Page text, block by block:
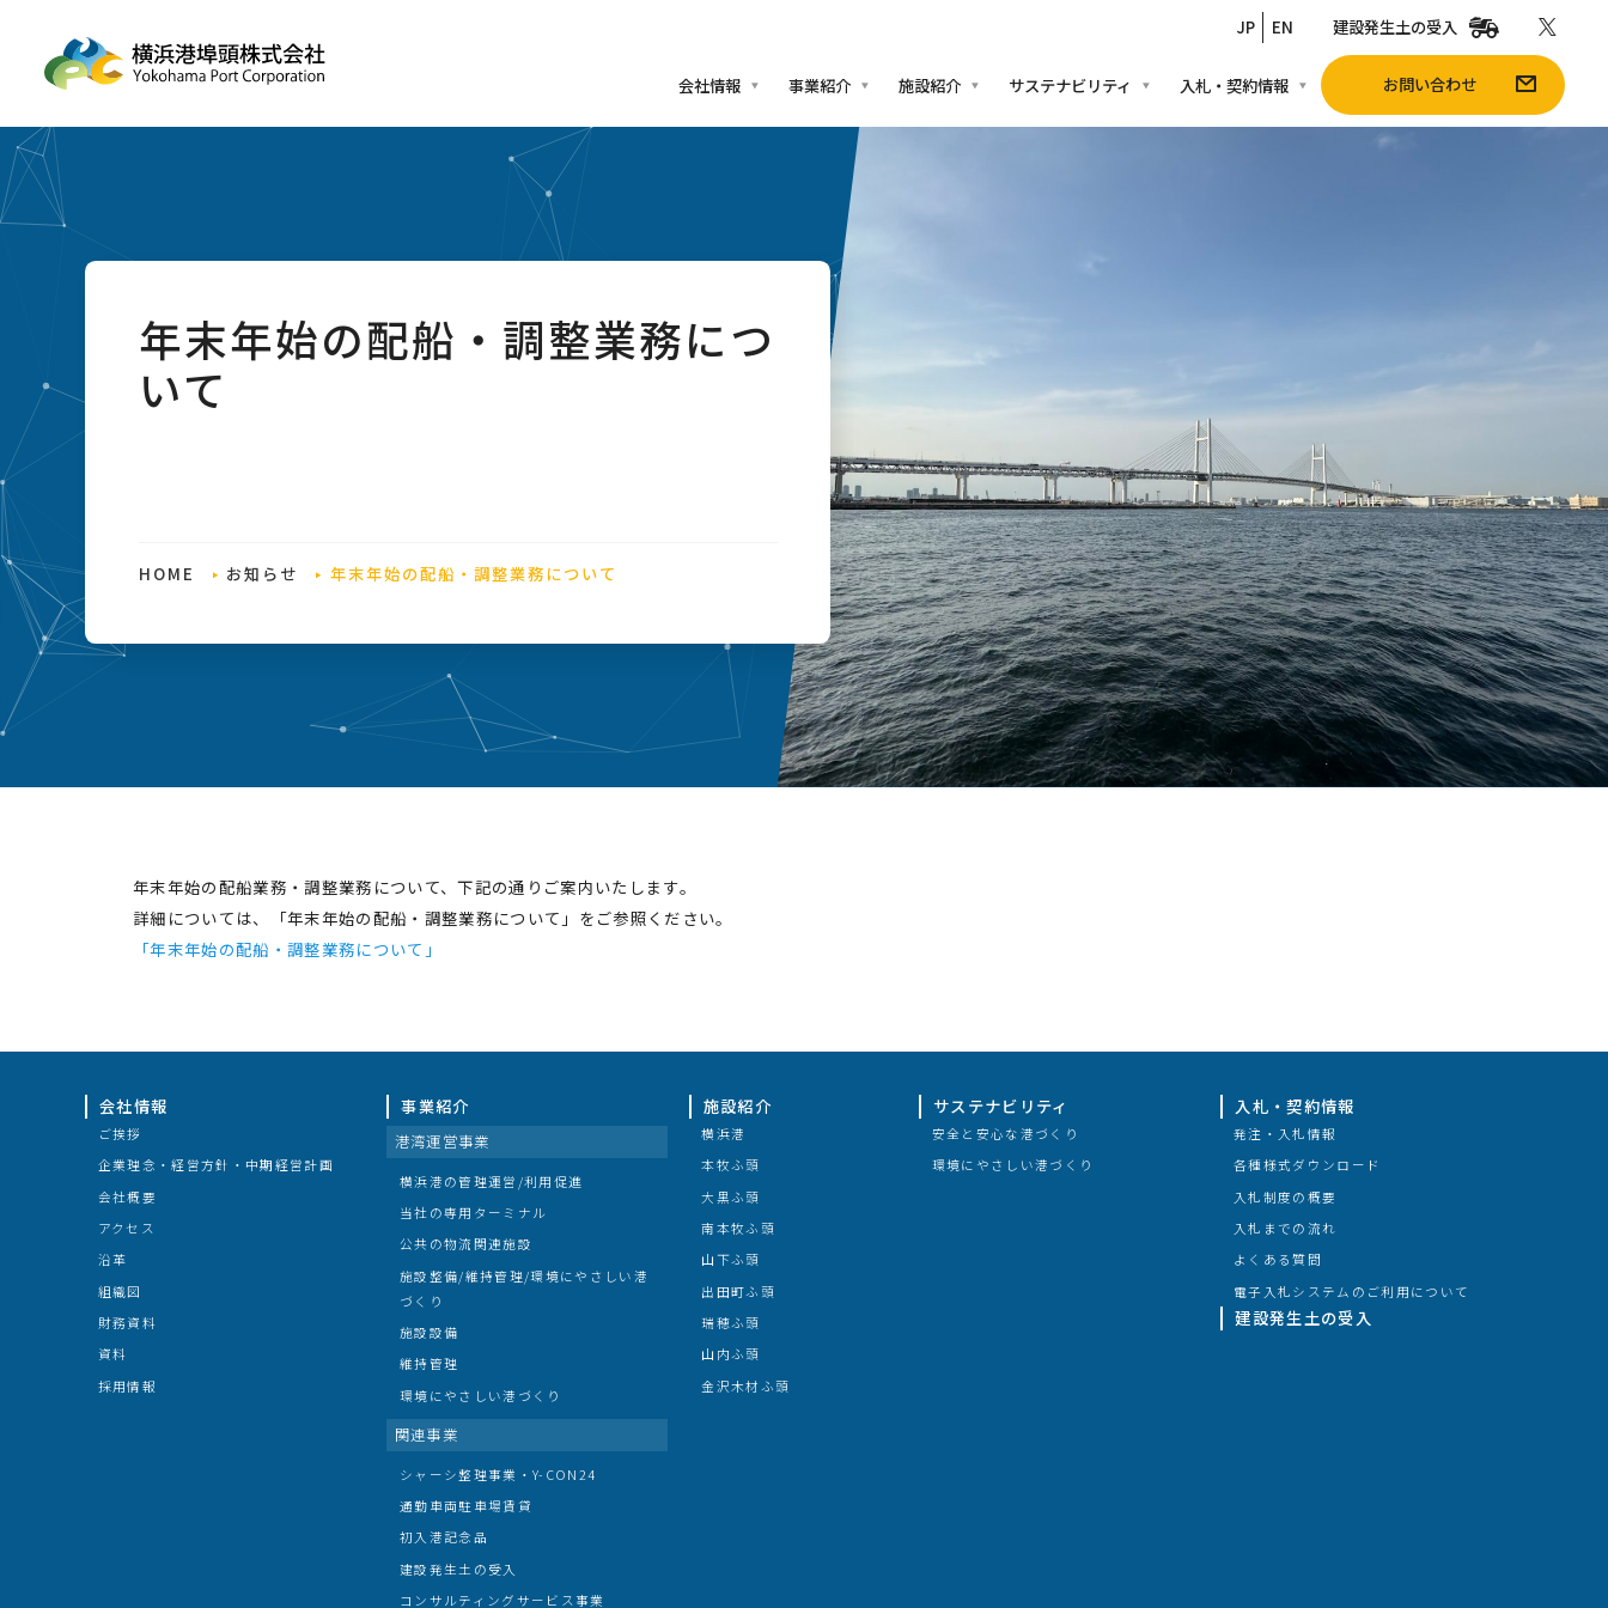
会社情報 事業紹介 施設紹介 サステナビリティ 入札・契約情報 お問い合わせ
JP EN 建設発生土の受入
年末年始の配船・調整業務につ
いて
HOME お知らせ 年末年始の配船・調整業務について
年末年始の配船業務・調整業務について、下記の通りご案内いたします。
詳細については、「年末年始の配船・調整業務について」をご参照ください。
「年末年始の配船・調整業務について」
会社情報
ご挨拶
企業理念・経営方針・中期経営計画
会社概要
アクセス
沿革
組織図
財務資料
資料
採用情報
事業紹介
港湾運営事業
横浜港の管理運営/利用促進
当社の専用ターミナル
公共の物流関連施設
施設整備/維持管理/環境にやさしい港
づくり
施設設備
維持管理
環境にやさしい港づくり
関連事業
シャーシ整理事業・Y-CON24
通勤車両駐車場賃貸
初入港記念品
建設発生土の受入
コンサルティングサービス事業
施設紹介
横浜港
本牧ふ頭
大黒ふ頭
南本牧ふ頭
山下ふ頭
出田町ふ頭
瑞穂ふ頭
山内ふ頭
金沢木材ふ頭
サステナビリティ
安全と安心な港づくり
環境にやさしい港づくり
入札・契約情報
発注・入札情報
各種様式ダウンロード
入札制度の概要
入札までの流れ
よくある質問
電子入札システムのご利用について
建設発生土の受入